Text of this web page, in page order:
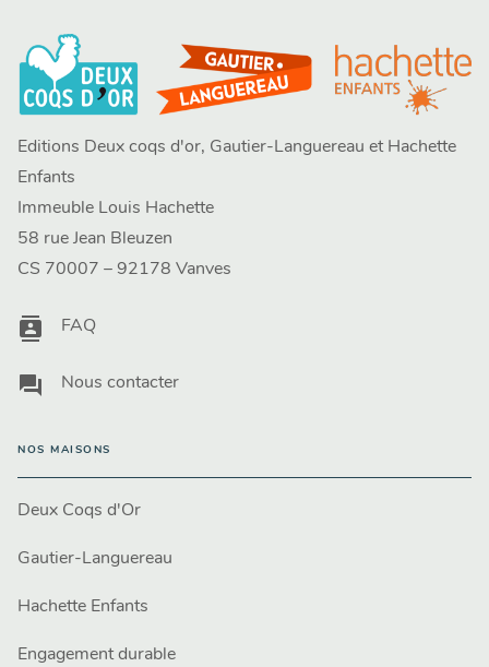
Editions Deux coqs d'or, Gautier-Languereau et Hachette
Enfants
Immeuble Louis Hachette
58 rue Jean Bleuzen
CS 70007 – 92178 Vanves
contacts FAQ
question_answer Nous contacter
NOS MAISONS
Deux Coqs d'Or
Gautier-Languereau
Hachette Enfants
Engagement durable